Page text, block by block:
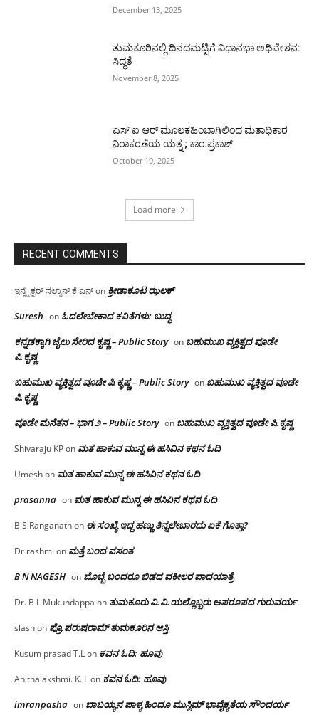
December 13, 2025
ತುಮಕೂರಿನಲ್ಲಿ ದಿನದಮಟ್ಟಿಗೆ ವಿಧಾನಭಾ ಅಧಿವೇಶನ:
ಸಿದ್ಧತೆ
November 8, 2025
ಎಸ್ ಐ ಆರ್ ಮೂಲಕಹಿಂಬಾಗಿಲಿಂದ ಮತಾಧಿಕಾರ
ನಿರಾಕರಣೆಯ ಯತ್ನ ; ಕಾಂ.ಪ್ರಕಾಶ್
October 19, 2025
Load more
RECENT COMMENTS
ಇನ್ಸ್ಪೆಕ್ಟರ್ ಸಲ್ಮಾನ್ ಕೆ ಎನ್on ಕ್ರೀಡಾಕೂಟ ಝಲಕ್
Suresh on ಓದಲೇಬೇಕಾದ‌ ಕವಿತೆಗಳು: ಬುದ್ಧ
ಕನ್ನಡಕ್ಕಾಗಿ ಜೈಲು ಸೇರಿದ ಕೃಷ್ಣ – Public Story on ಬಹುಮುಖ ವ್ಯಕ್ತಿತ್ವದ ವೂಡೇ
ಪಿ.ಕೃಷ್ಣ
ಬಹುಮುಖ ವ್ಯಕ್ತಿತ್ವದ ವೂಡೇ ಪಿ.ಕೃಷ್ಣ – Public Story on ಬಹುಮುಖ ವ್ಯಕ್ತಿತ್ವದ ವೂಡೇ
ಪಿ.ಕೃಷ್ಣ
ವೂಡೇ ಮನೆತನ – ಭಾಗ ೨ – Public Story on ಬಹುಮುಖ ವ್ಯಕ್ತಿತ್ವದ ವೂಡೇ ಪಿ.ಕೃಷ್ಣ
Shivaraju KPon ಮತ ಹಾಕುವ ಮುನ್ನ ಈ ಹಸಿವಿನ ಕಥನ ಓದಿ
Umeshon ಮತ ಹಾಕುವ ಮುನ್ನ ಈ ಹಸಿವಿನ ಕಥನ ಓದಿ
prasanna on ಮತ ಹಾಕುವ ಮುನ್ನ ಈ ಹಸಿವಿನ ಕಥನ ಓದಿ
B S Ranganathon ಈ ಸಂಖ್ಯೆ ಇದ್ದ ಹಣ್ಣು ತಿನ್ನಲೇಬಾರದು ಏಕೆ ಗೊತ್ತಾ?
Dr rashmi on ಮತ್ತೆ ಬಂದ ವಸಂತ
B N NAGESH on ಬೊಬ್ಬೆ ಬಂದರೂ ಬಿಡದ ವಕೀಲರ ಪಾದಯಾತ್ರೆ
Dr. B L Mukundappa on ತುಮಕೂರು‌ ವಿ.ವಿ.ಯಲ್ಲೊಬ್ಬರು ಅಪರೂಪದ ಗುರುವರ್ಯ
slashon ಪ್ರೊ.ಪರುಷರಾಮ್ ತುಮಕೂರಿನ ಆಸ್ತಿ
Kusum prasad T.Lon ಕವನ ಓದಿ: ಹೂವು
Anithalakshmi. K. Lon ಕವನ ಓದಿ: ಹೂವು
imranpasha on ಬಾಬಯ್ಯನ ಪಾಳ್ಯ ಹಿಂದೂ ಮುಸ್ಲಿಮ್ ಭಾವೈಕ್ಯತೆಯ ಸೌಂದರ್ಯ